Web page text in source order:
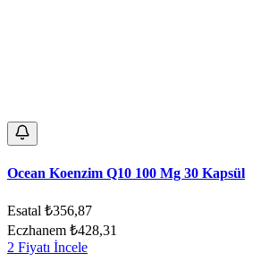
Ocean Koenzim Q10 100 Mg 30 Kapsül
Esatal ₺356,87
Eczhanem ₺428,31
2 Fiyatı İncele